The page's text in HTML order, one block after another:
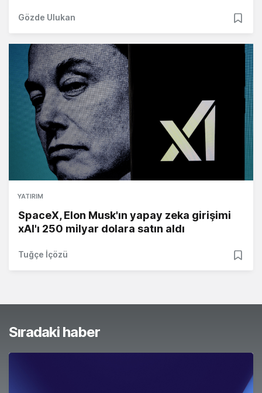
Gözde Ulukan
YATIRIM
SpaceX, Elon Musk'ın yapay zeka girişimi
xAI'ı 250 milyar dolara satın aldı
Tuğçe İçözü
Sıradaki haber